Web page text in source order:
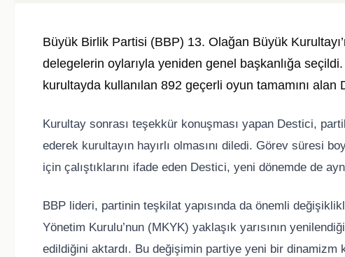
Büyük Birlik Partisi (BBP) 13. Olağan Büyük
delegelerin oylarıyla yeniden genel başkanlığa
kurultayda kullanılan 892 geçerli oyun tamamını
Kurultay sonrası teşekkür konuşması yapan Destici,
ederek kurultayın hayırlı olmasını diledi. Görev süresi
için çalıştıklarını ifade eden Destici, yeni dönemde de
BBP lideri, partinin teşkilat yapısında da önemli
Yönetim Kurulu’nun (MKYK) yaklaşık yarısının
edildiğini aktardı. Bu değişimin partiye yeni bir dinamizm